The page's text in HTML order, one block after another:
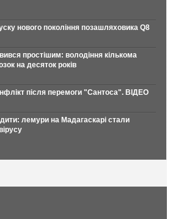
нового покоління позашляховика Q8
простішим: володіння кількома
на десяток років
після перемоги "Сантоса". ВІДЕО
лемури на Мадагаскарі стали